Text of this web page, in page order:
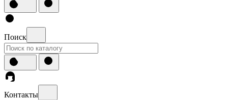
Поиск
Контакты